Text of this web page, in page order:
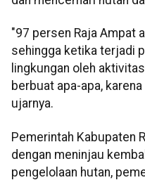
"97 persen Raja Ampat
sehingga ketika terjadi
lingkungan oleh
berbuat apa-apa,
ujarnya.
Pemerintah Kabupaten
dengan meninjau
pengelolaan hutan,